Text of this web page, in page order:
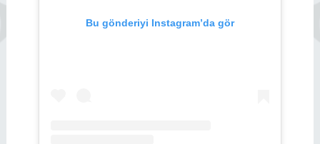
Bu gönderiyi Instagram’da gör